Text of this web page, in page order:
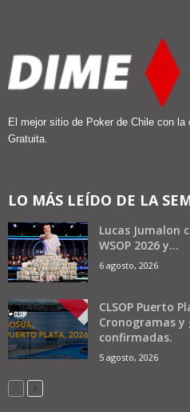
El mejor sitio de Poker de Chile con
Gratuita.
LO MÁS LEÍDO DE LA
Lucas Jumalon
WSOP 2026 y...
6 agosto, 2026
CLSOP Puerto
Cronogramas y
confirmadas.
5 agosto, 2026